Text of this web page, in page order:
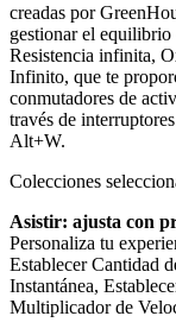
creadas por
gestionar el
Resistencia infinita,
Infinito, que te
conmutadores de
través de
Alt+W.
Colecciones
Asistir: ajusta con
Personaliza tu
Establecer Cantidad
Instantánea,
Multiplicador de